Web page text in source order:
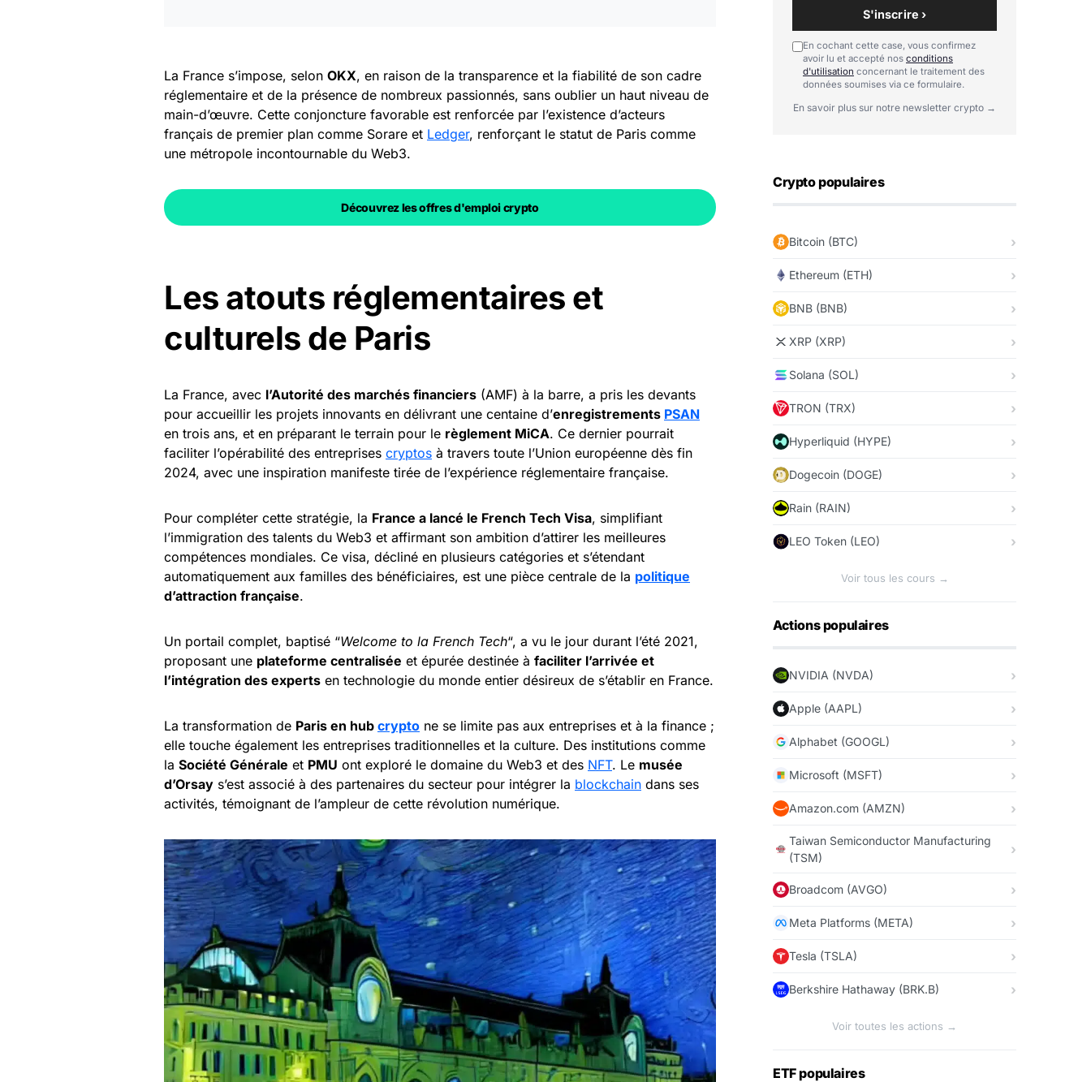
La France s’impose, selon OKX, en raison de la transparence et la fiabilité de son cadre
réglementaire et de la présence de nombreux passionnés, sans oublier un haut niveau de
main-d’œuvre. Cette conjoncture favorable est renforcée par l’existence d’acteurs
français de premier plan comme Sorare et Ledger, renforçant le statut de Paris comme
une métropole incontournable du Web3.
Découvrez les offres d'emploi crypto
Les atouts réglementaires et
culturels de Paris
La France, avec l’Autorité des marchés financiers (AMF) à la barre, a pris les devants
pour accueillir les projets innovants en délivrant une centaine d’enregistrements PSAN
en trois ans, et en préparant le terrain pour le règlement MiCA. Ce dernier pourrait
faciliter l’opérabilité des entreprises cryptos à travers toute l’Union européenne dès fin
2024, avec une inspiration manifeste tirée de l’expérience réglementaire française.
Pour compléter cette stratégie, la France a lancé le French Tech Visa, simplifiant
l’immigration des talents du Web3 et affirmant son ambition d’attirer les meilleures
compétences mondiales. Ce visa, décliné en plusieurs catégories et s’étendant
automatiquement aux familles des bénéficiaires, est une pièce centrale de la politique
d’attraction française.
Un portail complet, baptisé “Welcome to la French Tech“, a vu le jour durant l’été 2021,
proposant une plateforme centralisée et épurée destinée à faciliter l’arrivée et
l’intégration des experts en technologie du monde entier désireux de s’établir en France.
La transformation de Paris en hub crypto ne se limite pas aux entreprises et à la finance ;
elle touche également les entreprises traditionnelles et la culture. Des institutions comme
la Société Générale et PMU ont exploré le domaine du Web3 et des NFT. Le musée
d’Orsay s’est associé à des partenaires du secteur pour intégrer la blockchain dans ses
activités, témoignant de l’ampleur de cette révolution numérique.
S'inscrire ›
En cochant cette case, vous confirmez
avoir lu et accepté nos conditions
d'utilisation concernant le traitement des
données soumises via ce formulaire.
En savoir plus sur notre newsletter crypto →
Crypto populaires
Bitcoin (BTC)
Ethereum (ETH)
BNB (BNB)
XRP (XRP)
Solana (SOL)
TRON (TRX)
Hyperliquid (HYPE)
Dogecoin (DOGE)
Rain (RAIN)
LEO Token (LEO)
Voir tous les cours →
Actions populaires
NVIDIA (NVDA)
Apple (AAPL)
Alphabet (GOOGL)
Microsoft (MSFT)
Amazon.com (AMZN)
Taiwan Semiconductor Manufacturing
(TSM)
Broadcom (AVGO)
Meta Platforms (META)
Tesla (TSLA)
Berkshire Hathaway (BRK.B)
Voir toutes les actions →
ETF populaires